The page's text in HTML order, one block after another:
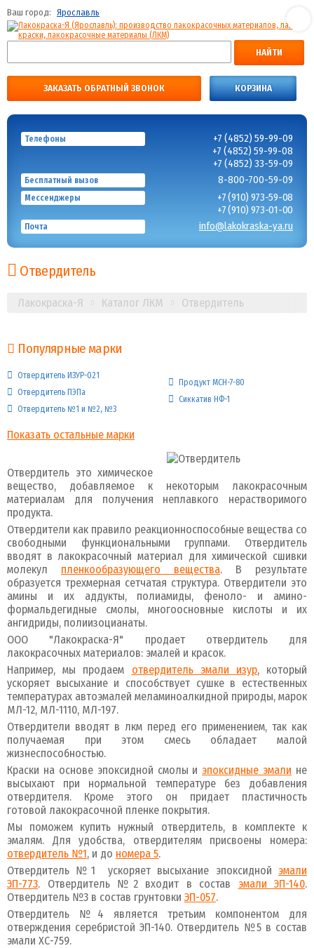
Ваш город: Ярославль
НАЙТИ
ЗАКАЗАТЬ ОБРАТНЫЙ ЗВОНОК КОРЗИНА
Телефоны
+7 (4852) 59-99-09
+7 (4852) 59-99-08
+7 (4852) 33-59-09
Бесплатный вызов 8-800-700-59-09
Мессенджеры
+7 (910) 973-59-08
+7 (910) 973-01-00
Почта info@lakokraska-ya.ru
Отвердитель
Лакокраска-Я Каталог ЛКМ Отвердитель
Популярные марки
Отвердитель ИЗУР-021
Отвердитель ПЭПа
Отвердитель №1 и №2, №3
Продукт МСН-7-80
Сиккатив НФ-1
Показать остальные марки
Отвердитель это химическое
вещество, добавляемое к некоторым лакокрасочным
материалам для получения неплавкого нерастворимого
продукта.
Отвердители как правило реакционноспособные вещества со
свободными функциональными группами. Отвердитель
вводят в лакокрасочный материал для химической сшивки
молекул пленкообразующего вещества. В результате
образуется трехмерная сетчатая структура. Отвердители это
амины и их аддукты, полиамиды, феноло- и амино-
формальдегидные смолы, многоосновные кислоты и их
ангидриды, полиизоцианаты.
ООО "Лакокраска-Я" продает отвердитель для
лакокрасочных материалов: эмалей и красок.
Например, мы продаем отвердитель эмали изур, который
ускоряет высыхание и способствует сушке в естественных
температурах автоэмалей меламиноалкидной природы, марок
МЛ-12, МЛ-1110, МЛ-197.
Отвердители вводят в лкм перед его применением, так как
получаемая при этом смесь обладает малой
жизнеспособностью.
Краски на основе эпоксидной смолы и эпоксидные эмали не
высыхают при нормальной температуре без добавления
отвердителя. Кроме этого он придает пластичность
готовой лакокрасочной пленке покрытия.
Мы поможем купить нужный отвердитель, в комплекте к
эмалям. Для удобства, отвердителям присвоены номера:
отвердитель №1, и до номера 5.
Отвердитель №1 ускоряет высыхание эпоксидной эмали
ЭП-773. Отвердитель №2 входит в состав эмали ЭП-140.
Отвердитель №3 в состав грунтовки ЭП-057.
Отвердитель №4 является третьим компонентом для
отверждения серебристой ЭП-140. Отвердитель №5 в состав
эмали ХС-759.